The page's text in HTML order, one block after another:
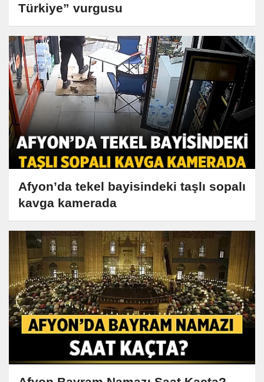
Türkiye” vurgusu
Afyon’da tekel bayisindeki taşlı sopalı
kavga kamerada